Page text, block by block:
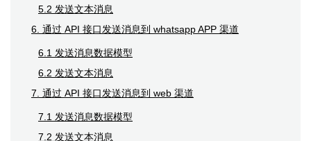
5.2 发送文本消息
6. 通过 API 接口发送消息到 whatsapp APP 渠道
6.1 发送消息数据模型
6.2 发送文本消息
7. 通过 API 接口发送消息到 web 渠道
7.1 发送消息数据模型
7.2 发送文本消息